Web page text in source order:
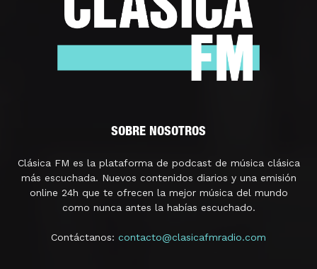
SOBRE NOSOTROS
Clásica FM es la plataforma de podcast de música clásica
más escuchada. Nuevos contenidos diarios y una emisión
online 24h que te ofrecen la mejor música del mundo
como nunca antes la habías escuchado.
Contáctanos: contacto@clasicafmradio.com